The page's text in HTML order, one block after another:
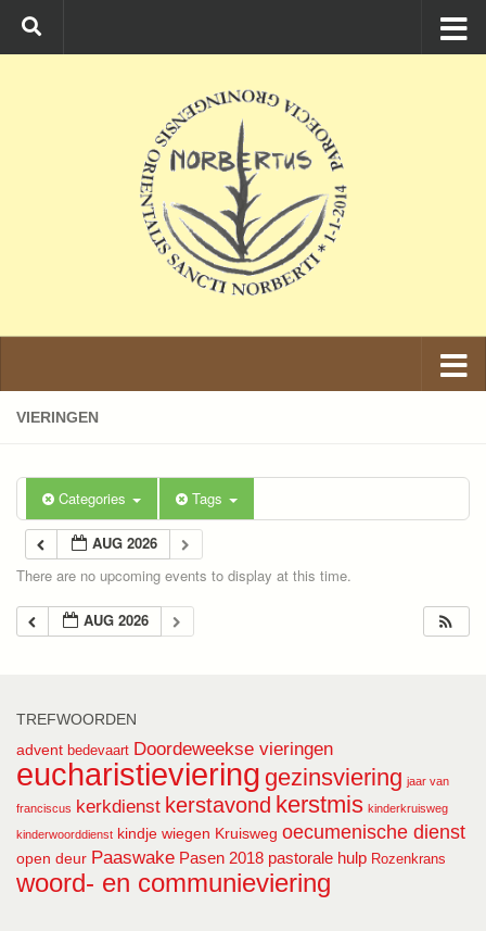
Ga naar de inhoud
VIERINGEN
Categories Tags
AUG 2026
There are no upcoming events to display at this time.
AUG 2026
TREFWOORDEN
advent bedevaart Doordeweekse vieringen
eucharistieviering gezinsviering jaar van
franciscus kerkdienst kerstavond kerstmis kinderkruisweg
kinderwoorddienst kindje wiegen Kruisweg oecumenische dienst
open deur Paaswake Pasen 2018 pastorale hulp Rozenkrans
woord- en communieviering